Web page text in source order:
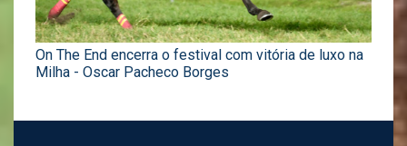
On The End encerra o festival com vitória de luxo na
Milha - Oscar Pacheco Borges